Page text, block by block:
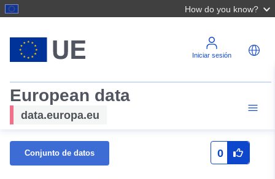
How do you know?
Iniciar sesión
European data
data.europa.eu
Conjunto de datos 0